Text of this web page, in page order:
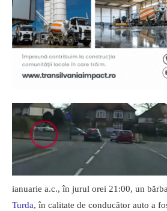
ianuarie a.c., în jurul orei 21:00, un
Turda, în calitate de conducător auto a